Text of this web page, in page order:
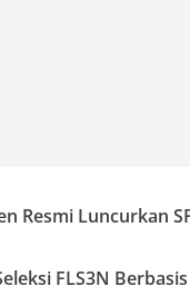
Resmi Luncurkan
FLS3N